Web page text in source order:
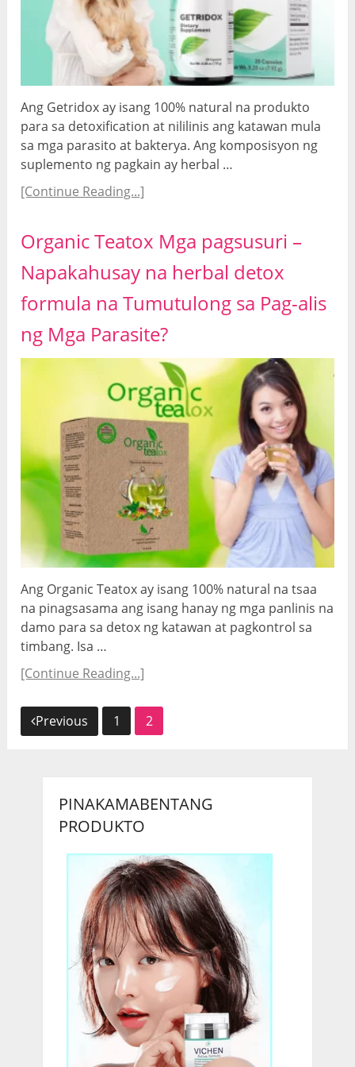
Ang Getridox ay isang 100% natural na produkto
para sa detoxification at nililinis ang katawan mula
sa mga parasito at bakterya. Ang komposisyon ng
suplemento ng pagkain ay herbal …
[Continue Reading...]
Organic Teatox Mga pagsusuri –
Napakahusay na herbal detox
formula na Tumutulong sa Pag-alis
ng Mga Parasite?
Ang Organic Teatox ay isang 100% natural na tsaa
na pinagsasama ang isang hanay ng mga panlinis na
damo para sa detox ng katawan at pagkontrol sa
timbang. Isa …
[Continue Reading...]
Nabigasyon
post
Previous 1 2
PINAKAMABENTANG
PRODUKTO